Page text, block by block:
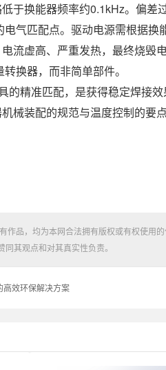
于换能器频率约0.1kHz。偏差
电气匹配点。驱动电源需根据换
流虚高、严重发热，最终烧毁
换器，而非简单部件。
的精准匹配，是获得稳定焊接
械装配的规范与温度控制的要
作品，均为本网合法拥有版权或有权使用
其观点和对其真实性负责。
高效环保解决方案